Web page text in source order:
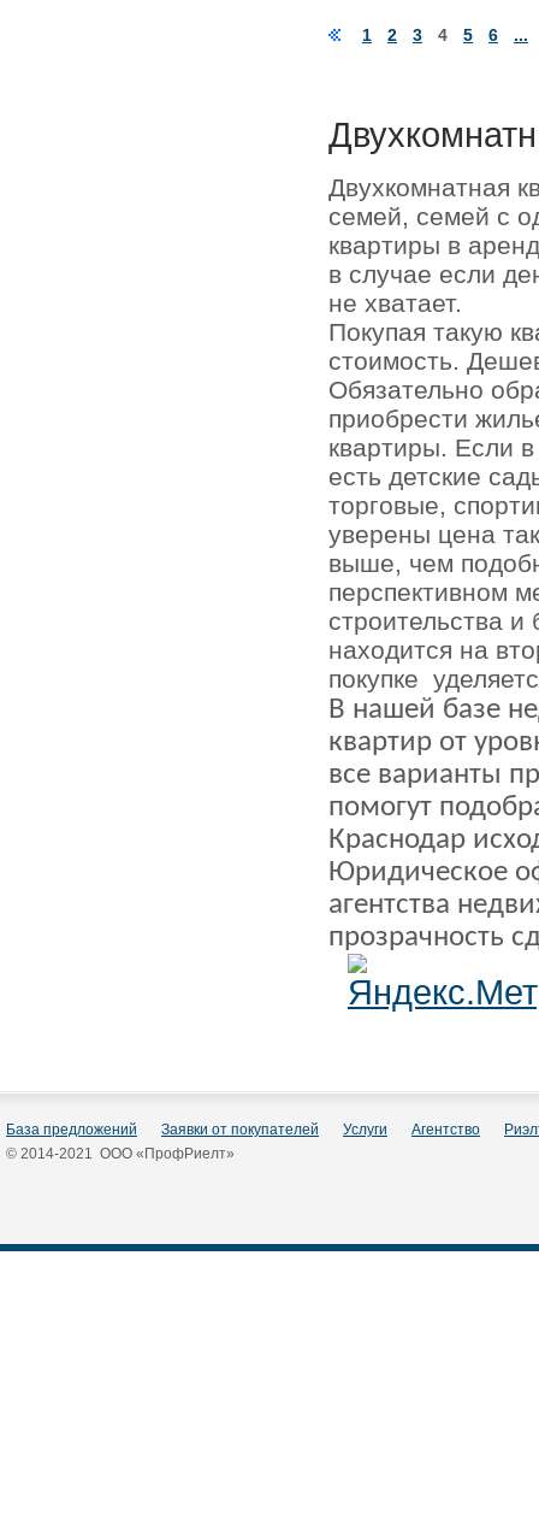
1 2 3 4 5 6 ...
Двухкомнатная
семей, семей с
квартиры в
в случае если
не хватает.
Покупая такую
стоимость.
Обязательно
приобрести
квартиры. Если
есть детские
торговые,
уверены цена
выше, чем
перспективном
строительства
находится на
покупке
В нашей базе
квартир от
все варианты
помогут
Краснодар
Юридическое
агентства
прозрачность
База предложений Заявки от покупателей Услуги Агентство
© 2014-2021 ООО «ПрофРиелт»